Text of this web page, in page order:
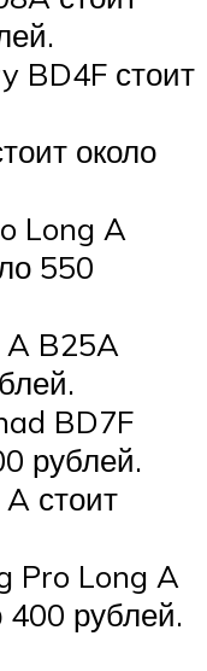
BD4F стоит
около
Long A
550
A B25A
BD7F
рублей.
стоит
Pro Long A
400 рублей.